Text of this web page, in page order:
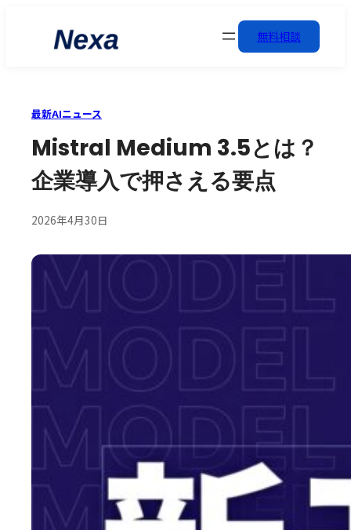
無料相談
最新AIニュース
Mistral Medium 3.5とは？
企業導入で押さえる要点
2026年4月30日